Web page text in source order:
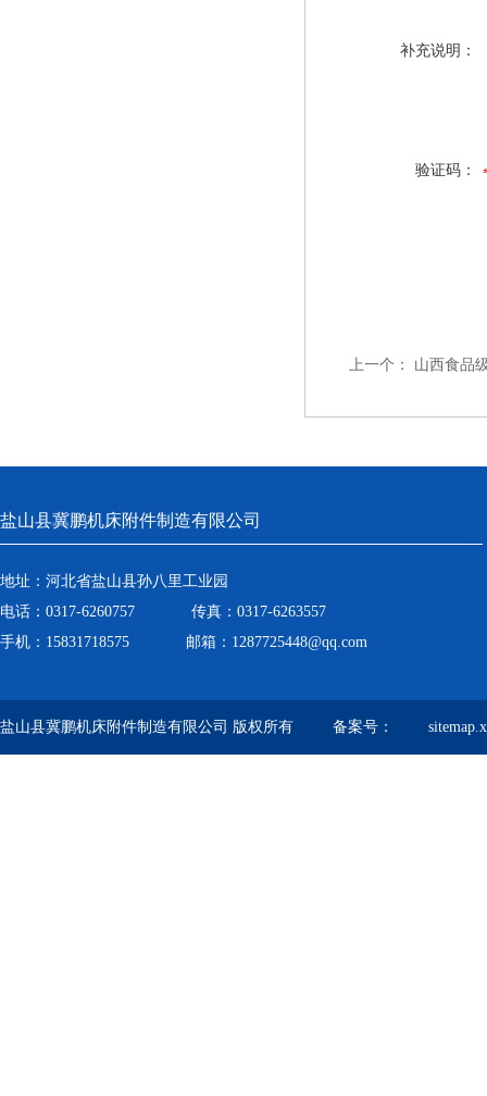
补充说明：
验证码：
上一个： 山西食品
盐山县冀鹏机床附件制造有限公司
地址：河北省盐山县孙八里工业园
电话：0317-6260757 传真：0317-6263557
手机：15831718575 邮箱：1287725448@qq.com
盐山县冀鹏机床附件制造有限公司 版权所有 备案号：